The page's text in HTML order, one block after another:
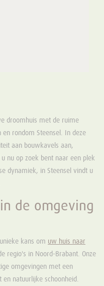
droomhuis met de ruime
rondom Steensel. In deze
aan bouwkavels aan,
nu op zoek bent naar een plek
dynamiek, in Steensel vindt u
de omgeving
kans om uw huis naar
regio's in Noord-Brabant. Onze
omgevingen met een
en natuurlijke schoonheid.